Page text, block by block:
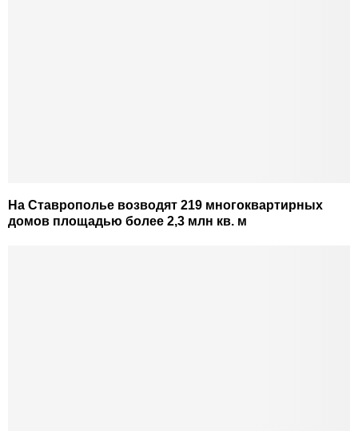
На Ставрополье возводят 219 многоквартирных
домов площадью более 2,3 млн кв. м